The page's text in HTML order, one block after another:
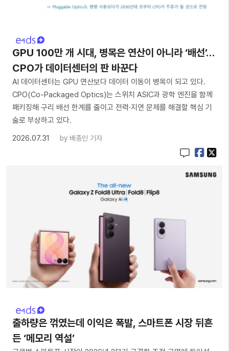
GPU 100만 개 시대, 병목은 연산이 아니라 ‘배선’…
CPO가 데이터센터의 판 바꾼다
AI 데이터센터는 GPU 연산보다 데이터 이동이 병목이 되고 있다.
CPO(Co-Packaged Optics)는 스위치 ASIC과 광학 엔진을 함께
패키징해 구리 배선 한계를 줄이고 전력·지연 문제를 해결할 핵심 기
술로 부상하고 있다.
2026.07.31
by 배종인 기자
출하량은 꺾였는데 이익은 폭발, 스마트폰 시장 뒤흔
든 ‘메모리 역설’